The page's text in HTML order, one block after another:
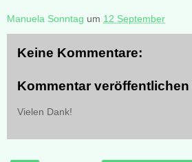
Manuela Sonntag um 12 September
Keine Kommentare:
Kommentar veröffentlichen
Vielen Dank!